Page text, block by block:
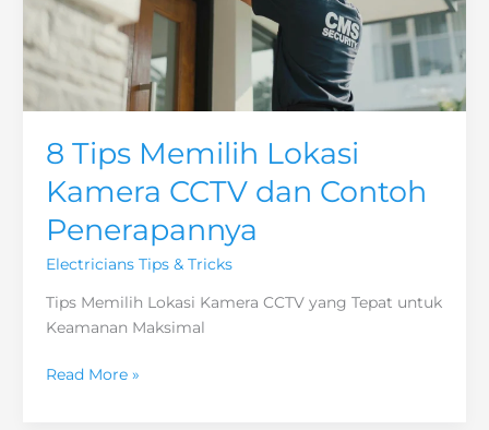
Optimal
8 Tips Memilih Lokasi
Kamera CCTV dan Contoh
Penerapannya
Electricians Tips & Tricks
Tips Memilih Lokasi Kamera CCTV yang Tepat untuk
Keamanan Maksimal
8
Read More »